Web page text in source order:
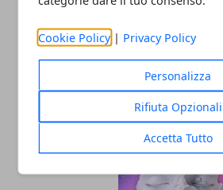
Cookie Policy | Privacy Policy
Personalizza
Rifiuta Opzionali
Accetta Tutto
Il professor Nuzzolese, a
Bari: scienza e diritti
dell’identità perduta